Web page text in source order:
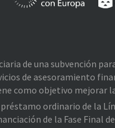
de una subvención
de asesoramiento
como objetivo
ordinario de la
de la Fase Final